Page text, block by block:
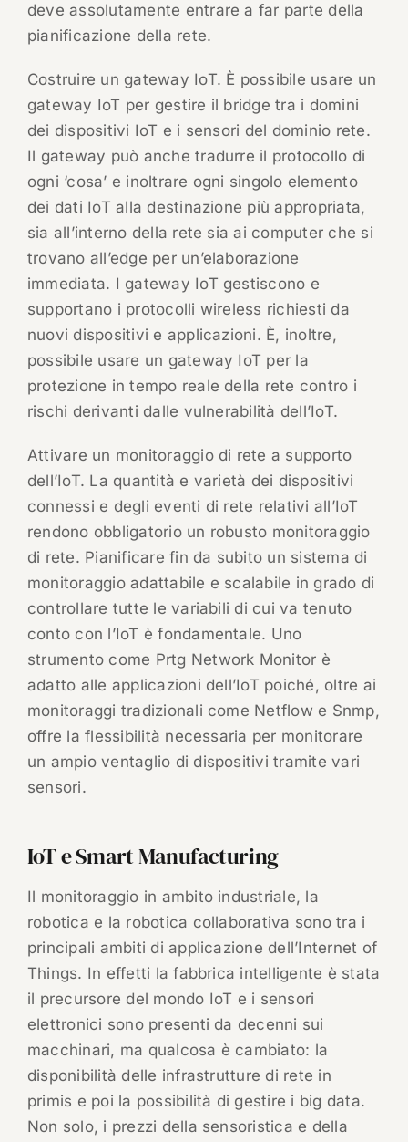
deve assolutamente entrare a far parte della
pianificazione della rete.
Costruire un gateway IoT. È possibile usare un
gateway IoT per gestire il bridge tra i domini
dei dispositivi IoT e i sensori del dominio rete.
Il gateway può anche tradurre il protocollo di
ogni ‘cosa’ e inoltrare ogni singolo elemento
dei dati IoT alla destinazione più appropriata,
sia all’interno della rete sia ai computer che si
trovano all’edge per un’elaborazione
immediata. I gateway IoT gestiscono e
supportano i protocolli wireless richiesti da
nuovi dispositivi e applicazioni. È, inoltre,
possibile usare un gateway IoT per la
protezione in tempo reale della rete contro i
rischi derivanti dalle vulnerabilità dell’IoT.
Attivare un monitoraggio di rete a supporto
dell’IoT. La quantità e varietà dei dispositivi
connessi e degli eventi di rete relativi all’IoT
rendono obbligatorio un robusto monitoraggio
di rete. Pianificare fin da subito un sistema di
monitoraggio adattabile e scalabile in grado di
controllare tutte le variabili di cui va tenuto
conto con l’IoT è fondamentale. Uno
strumento come Prtg Network Monitor è
adatto alle applicazioni dell’IoT poiché, oltre ai
monitoraggi tradizionali come Netflow e Snmp,
offre la flessibilità necessaria per monitorare
un ampio ventaglio di dispositivi tramite vari
sensori.
IoT e Smart Manufacturing
Il monitoraggio in ambito industriale, la
robotica e la robotica collaborativa sono tra i
principali ambiti di applicazione dell’Internet of
Things. In effetti la fabbrica intelligente è stata
il precursore del mondo IoT e i sensori
elettronici sono presenti da decenni sui
macchinari, ma qualcosa è cambiato: la
disponibilità delle infrastrutture di rete in
primis e poi la possibilità di gestire i big data.
Non solo, i prezzi della sensoristica e della